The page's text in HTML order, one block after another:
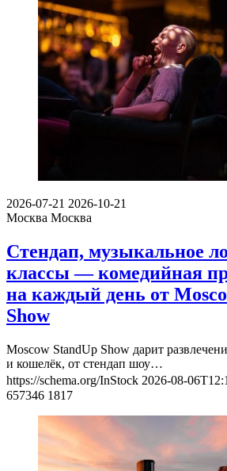
2026-07-21 2026-10-21
Москва Москва
Стендап, музыкальное
классы — комедийная
на каждый день от
Show
Moscow StandUp Show дарит
и кошелёк, от стендап шоу…
https://schema.org/InStock 2026-08-
657346 1817